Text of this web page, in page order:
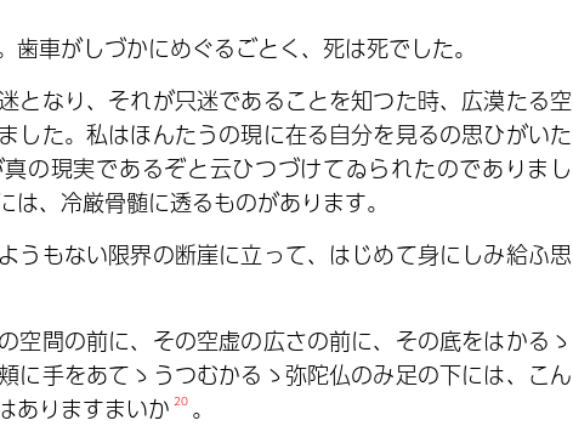
歯車がしづかにめぐるごとく、死は死でした。
となり、それが只迷であることを知つた時、広漠たる空
した。私はほんたうの現に在る自分を見るの思ひがいた
の現実であるぞと云ひつづけてゐられたのでありまし
、冷厳骨髄に透るものがあります。
うもない限界の断崖に立って、はじめて身にしみ給ふ思
空間の前に、その空虚の広さの前に、その底をはかるゝ
に手をあてゝうつむかるゝ弥陀仏のみ足の下には、こん
ありますまいか 20 。